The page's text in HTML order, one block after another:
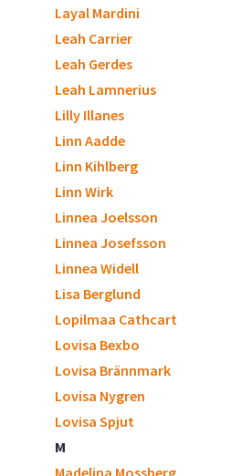
Layal Mardini
Leah Carrier
Leah Gerdes
Leah Lamnerius
Lilly Illanes
Linn Aadde
Linn Kihlberg
Linn Wirk
Linnea Joelsson
Linnea Josefsson
Linnea Widell
Lisa Berglund
Lopilmaa Cathcart
Lovisa Bexbo
Lovisa Brännmark
Lovisa Nygren
Lovisa Spjut
M
Madelina Mossberg